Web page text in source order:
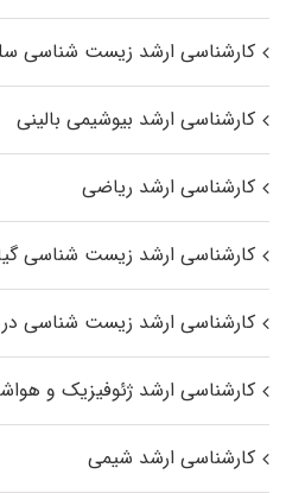
کارشناسی ارشد زیست شناسی
کارشناسی ارشد بیوشیمی بالینی
کارشناسی ارشد ریاضی
کارشناسی ارشد زیست‌ شناسی
کارشناسی ارشد زیست‌ شناسی
کارشناسی ارشد ژئوفیزیک و
کارشناسی ارشد شیمی